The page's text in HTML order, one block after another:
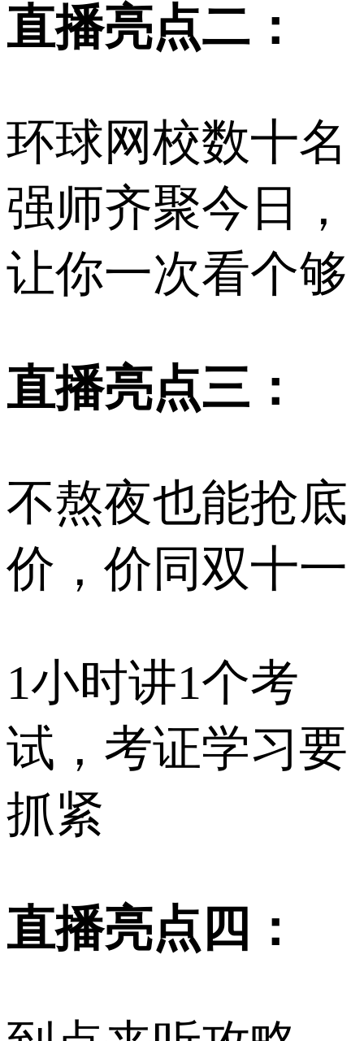
直播亮点二：
环球网校数十名
强师齐聚今日，
让你一次看个够
直播亮点三：
不熬夜也能抢底
价，价同双十一
1小时讲1个考
试，考证学习要
抓紧
直播亮点四：